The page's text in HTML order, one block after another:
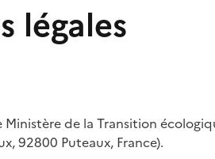
légales
de la Transition
92800 Puteaux, France).